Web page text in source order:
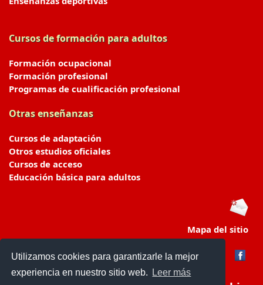
Utilizamos cookies para garantizarle la mejor
experiencia en nuestro sitio web.
Leer más
Cursos de formación para adultos
Formación ocupacional
Formación profesional
Programas de cualificación profesional
Otras enseñanzas
Cursos de adaptación
Otros estudios oficiales
Cursos de acceso
Educación básica para adultos
Mapa del sitio